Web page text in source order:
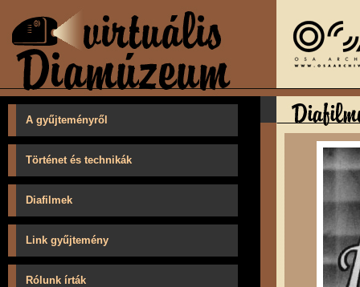
A gyűjteményről
Történet és technikák
Diafilmek
Link gyűjtemény
Rólunk írták